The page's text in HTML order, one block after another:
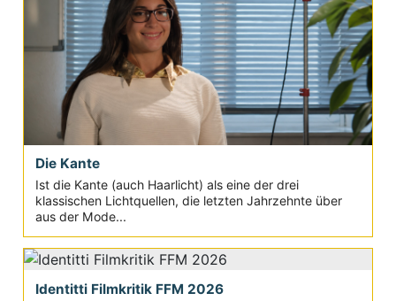
Die Kante
Ist die Kante (auch Haarlicht) als eine der drei
klassischen Lichtquellen, die letzten Jahrzehnte über
aus der Mode...
Identitti Filmkritik FFM 2026